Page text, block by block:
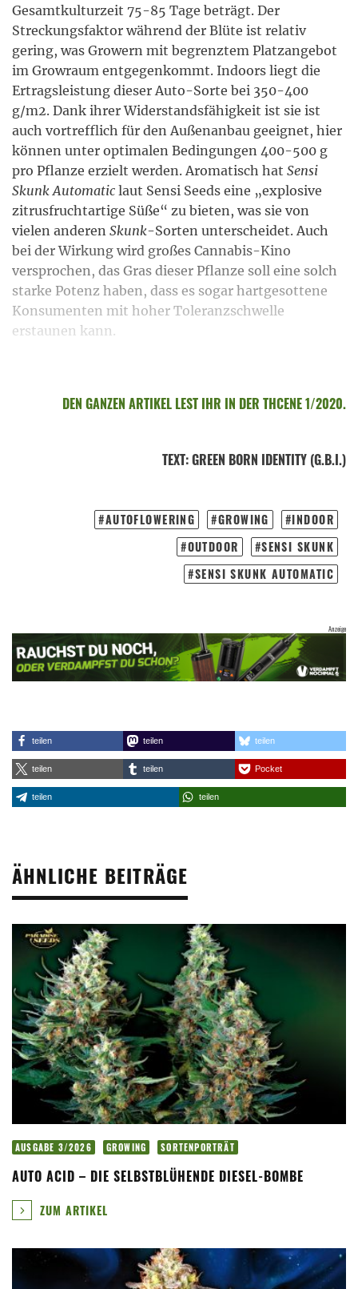
Gesamtkulturzeit 75-85 Tage beträgt. Der
Streckungsfaktor während der Blüte ist relativ
gering, was Growern mit begrenztem Platzangebot
im Growraum entgegenkommt. Indoors liegt die
Ertragsleistung dieser Auto-Sorte bei 350-400
g/m2. Dank ihrer Widerstandsfähigkeit ist sie ist
auch vortrefflich für den Außenanbau geeignet, hier
können unter optimalen Bedingungen 400-500 g
pro Pflanze erzielt werden. Aromatisch hat Sensi
Skunk Automatic laut Sensi Seeds eine „explosive
zitrusfruchtartige Süße“ zu bieten, was sie von
vielen anderen Skunk-Sorten unterscheidet. Auch
bei der Wirkung wird großes Cannabis-Kino
versprochen, das Gras dieser Pflanze soll eine solch
starke Potenz haben, dass es sogar hartgesottene
Konsumenten mit hoher Toleranzschwelle
erstaunen kann.
DEN GANZEN ARTIKEL LEST IHR IN DER THCENE 1/2020.
TEXT:GREEN BORN IDENTITY (G.B.I.)
AUTOFLOWERING GROWING
INDOOR
OUTDOOR
SENSI SKUNK
SENSI SKUNK AUTOMATIC
teilen teilen teilen
teilen teilen Pocket
teilen teilen
ÄHNLICHE BEITRÄGE
AUSGABE 3/2026 GROWING SORTENPORTRÄT
AUTO ACID – DIE SELBSTBLÜHENDE DIESEL-BOMBE
ZUM ARTIKEL